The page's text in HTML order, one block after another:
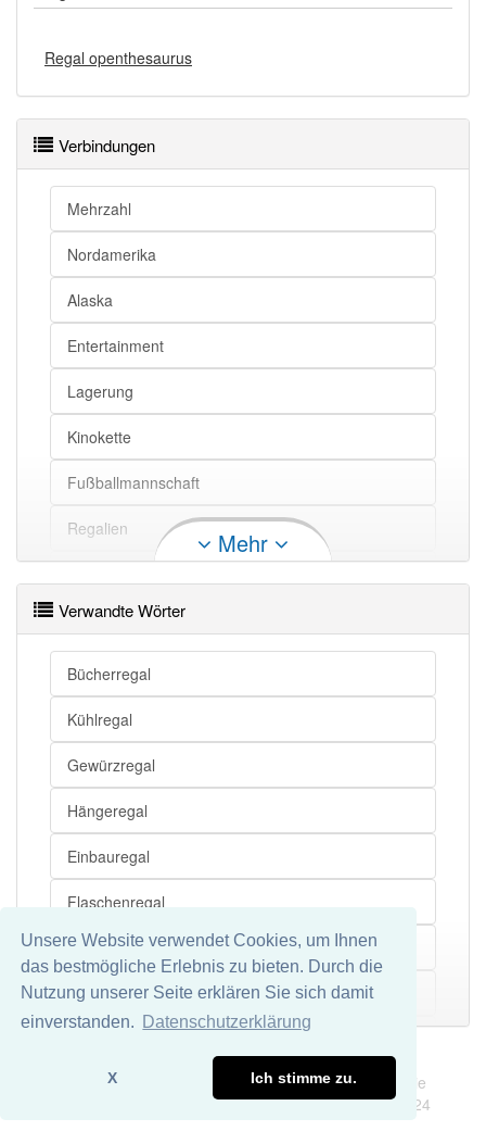
Unsere Website verwendet Cookies, um Ihnen
das bestmögliche Erlebnis zu bieten. Durch die
Nutzung unserer Seite erklären Sie sich damit
einverstanden.
Datenschutzerklärung
X Ich stimme zu.
Regal openthesaurus
Verbindungen
Mehrzahl
Nordamerika
Alaska
Entertainment
Lagerung
Kinokette
Fußballmannschaft
Regalien
Regal
Grenze
Möbelstück
Hoheitsrecht
Privileg
Mehr
Verwandte Wörter
Bücherregal
Kühlregal
Gewürzregal
Hängeregal
Einbauregal
Flaschenregal
Warenregal
Bibelregal
Postregal
Mehr
Datenschutz
Wir übernehmen keine Garantie und keine Haftung für die
Richtigkeit und Vollständigkeit dieser Seite. DDDEasy 2024